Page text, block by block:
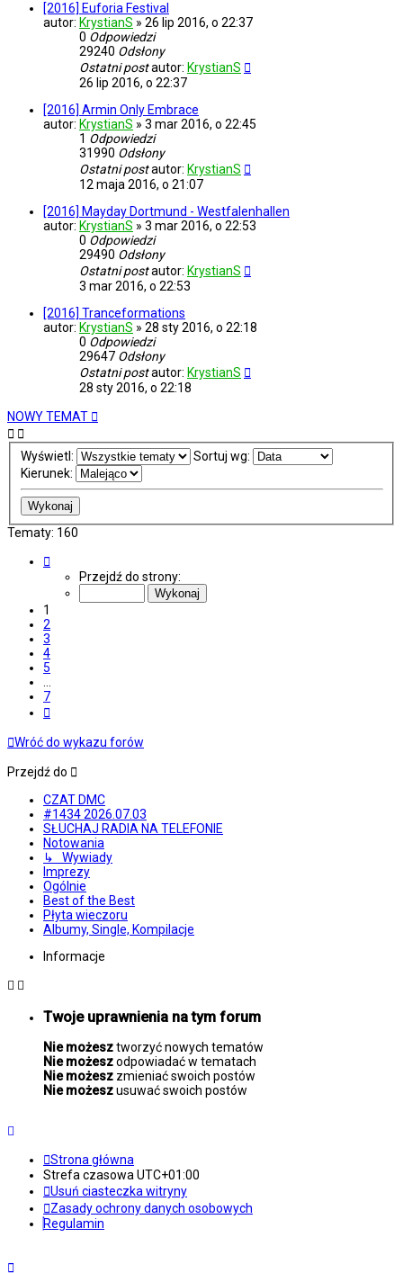
[2016] Euforia Festival
autor: KrystianS » 26 lip 2016, o 22:37
0 Odpowiedzi
29240 Odsłony
Ostatni postautor: KrystianS
26 lip 2016, o 22:37
[2016] Armin Only Embrace
autor: KrystianS » 3 mar 2016, o 22:45
1 Odpowiedzi
31990 Odsłony
Ostatni postautor: KrystianS
12 maja 2016, o 21:07
[2016] Mayday Dortmund - Westfalenhallen
autor: KrystianS » 3 mar 2016, o 22:53
0 Odpowiedzi
29490 Odsłony
Ostatni postautor: KrystianS
3 mar 2016, o 22:53
[2016] Tranceformations
autor: KrystianS » 28 sty 2016, o 22:18
0 Odpowiedzi
29647 Odsłony
Ostatni postautor: KrystianS
28 sty 2016, o 22:18
NOWY TEMAT
Wyświetl:
Sortuj wg:
Kierunek:
Tematy: 160
Przejdź do strony:
1
2
3
4
5
7
Wróć do wykazu forów
Przejdź do
CZAT DMC
#1434 2026.07.03
SŁUCHAJ RADIA NA TELEFONIE
Notowania
↳ Wywiady
Imprezy
Ogólnie
Best of the Best
Płyta wieczoru
Albumy, Single, Kompilacje
Informacje
Twoje uprawnienia na tym forum
Nie możesztworzyć nowych tematów
Nie możeszodpowiadać w tematach
Nie możesz zmieniać swoich postów
Nie możeszusuwać swoich postów
Strona główna
Strefa czasowa UTC+01:00
Usuń ciasteczka witryny
Zasady ochrony danych osobowych
Regulamin